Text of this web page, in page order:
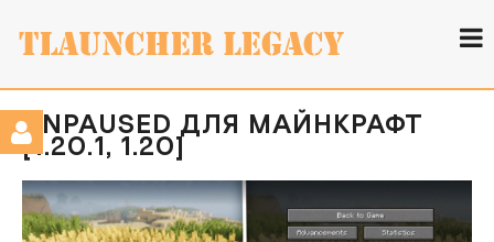
UNPAUSED ДЛЯ МАЙНКРАФТ
[1.20.1, 1.20]